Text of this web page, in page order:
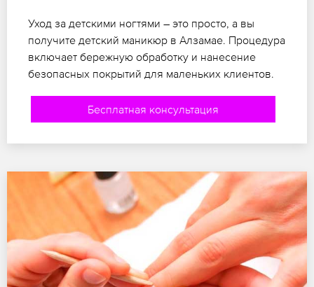
Уход за детскими ногтями – это просто, а вы
получите детский маникюр в Алзамае. Процедура
включает бережную обработку и нанесение
безопасных покрытий для маленьких клиентов.
Бесплатная консультация